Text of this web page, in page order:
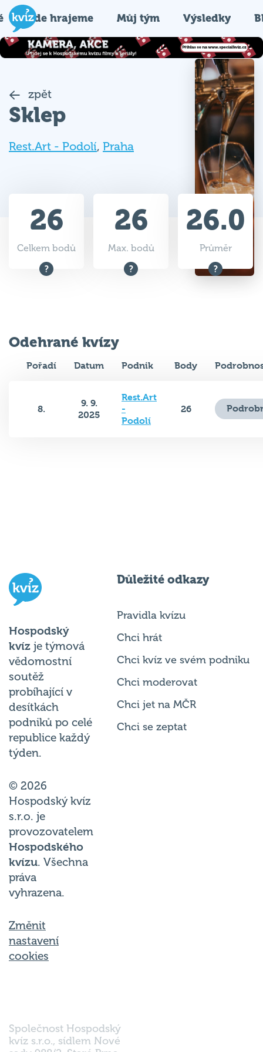
Kde hrajeme Můj tým Výsledky
zpět
Sklep
Rest.Art - Podolí, Praha
26
Celkem bodů
26
Max. bodů
26.0
Průměr
Odehrané kvízy
Pořadí Datum Podnik Body
8.
9. 9.
2025
Rest.Art
-
Podolí
26
Hospodský
kvíz je týmová
vědomostní
soutěž
probíhající v
desítkách
podniků po celé
republice každý
týden.
© 2026
Hospodský kvíz
s.r.o. je
provozovatelem
Hospodského
kvízu. Všechna
práva
vyhrazena.
Změnit
nastavení
cookies
Důležité odkazy
Pravidla kvízu
Chci hrát
Chci kvíz ve svém podniku
Chci moderovat
Chci jet na MČR
Chci se zeptat
Společnost Hospodský
kvíz s.r.o., sídlem Nové